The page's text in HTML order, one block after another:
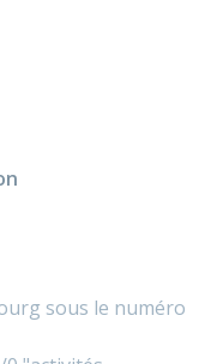
sous le numéro